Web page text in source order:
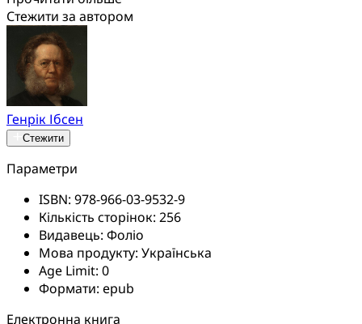
Стежити за автором
Генрік Ібсен
Стежити
Параметри
ISBN: 978-966-03-9532-9
Кількість сторінок: 256
Видавець: Фоліо
Мова продукту: Українська
Age Limit: 0
Формати: epub
Електронна книга